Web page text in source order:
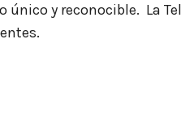
y reconocible. La